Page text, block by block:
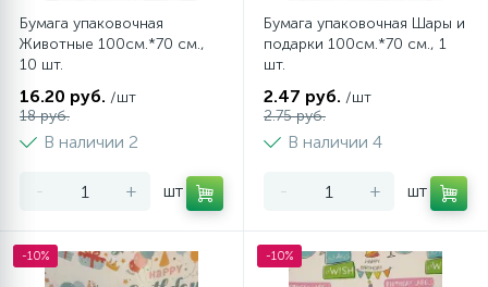
Бумага упаковочная
Животные 100см.*70 см.,
10 шт.
16.20 руб. /шт
18 руб.
В наличии 2
- + шт
Бумага упаковочная Шары и
подарки 100см.*70 см., 1
шт.
2.47 руб. /шт
2.75 руб.
В наличии 4
- + шт
-10% -10%